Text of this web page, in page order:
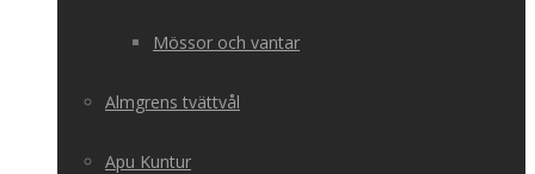
Mössor och vantar
Almgrens tvättvål
Apu Kuntur